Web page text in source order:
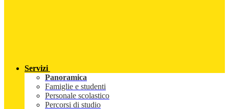
Servizi
Panoramica
Famiglie e studenti
Personale scolastico
Percorsi di studio